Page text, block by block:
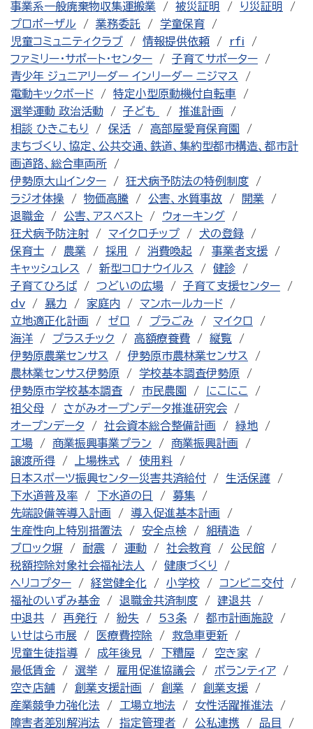
事業系一般廃棄物収集運搬業
被災証明
り災証明
プロポーザル
業務委託
学童保育
児童コミュニティクラブ
情報提供依頼
rfi
ファミリー・サポート・センター
子育てサポーター
青少年 ジュニアリーダー インリーダー ニジマス
電動キックボード
特定小型原動機付自転車
選挙運動 政治活動
子ども
推進計画
相談 ひきこもり
保活
高部屋愛育保育園
まちづくり、協定、公共交通、鉄道、集約型都市構造、都市計
画道路、総合車両所
伊勢原大山インター
狂犬病予防法の特例制度
ラジオ体操
物価高騰 公害、水質事故
開業
退職金
公害、アスベスト
ウォーキング
狂犬病予防注射
マイクロチップ
犬の登録
保育士
農業 採用 消費喚起
事業者支援
キャッシュレス
新型コロナウイルス
健診
子育てひろば
つどいの広場
子育て支援センター
dv
暴力 家庭内
マンホールカード
立地適正化計画
ゼロ プラごみ
マイクロ
海洋
プラスチック 高額療養費
縦覧
伊勢原農業センサス
伊勢原市農林業センサス
農林業センサス伊勢原
学校基本調査伊勢原
伊勢原市学校基本調査
市民農園
にこにこ
祖父母
さがみオープンデータ推進研究会
オープンデータ
社会資本総合整備計画
緑地
工場
商業振興事業プラン
商業振興計画
譲渡所得
上場株式
使用料
日本スポーツ振興センター災害共済給付
生活保護
下水道普及率
下水道の日
募集
先端設備等導入計画
導入促進基本計画
生産性向上特別措置法
安全点検
組積造
ブロック塀
耐震 運動 社会教育
公民館
税額控除対象社会福祉法人
健康づくり
ヘリコプター
経営健全化 小学校
コンビニ交付
福祉のいずみ基金
退職金共済制度
建退共
中退共
再発行 紛失 53条
都市計画施設
いせはら市展
医療費控除
救急車更新
児童生徒指導
成年後見 下糟屋
空き家
最低賃金
選挙 雇用促進協議会
ボランティア
空き店舗
創業支援計画 創業
創業支援
産業競争力強化法
工場立地法
女性活躍推進法
障害者差別解消法
指定管理者 公私連携
品目